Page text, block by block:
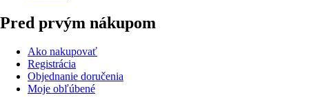
Pred prvým nákupom
Ako nakupovať
Registrácia
Objednanie doručenia
Moje obľúbené